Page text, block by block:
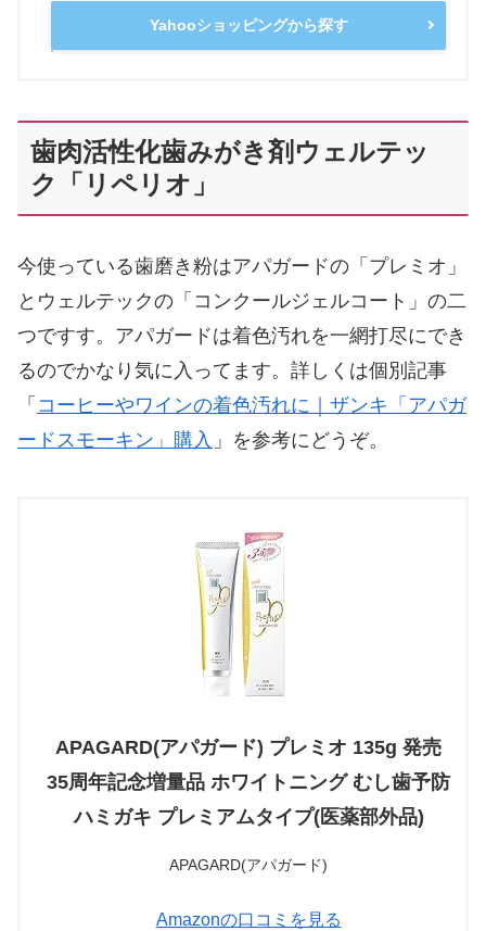
Yahooショッピングから探す
歯肉活性化歯みがき剤ウェルテッ
ク「リペリオ」
今使っている歯磨き粉はアパガードの「プレミオ」
とウェルテックの「コンクールジェルコート」の二
つですす。アパガードは着色汚れを一網打尽にでき
るのでかなり気に入ってます。詳しくは個別記事
「 コーヒーやワインの着色汚れに｜ザンキ「アパガ
ードスモーキン」購入 」を参考にどうぞ。
APAGARD(アパガード) プレミオ 135g 発売
35周年記念増量品 ホワイトニング むし歯予防
ハミガキ プレミアムタイプ(医薬部外品)
APAGARD(アパガード)
Amazonの口コミを見る